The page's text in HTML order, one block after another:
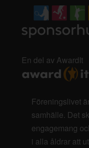
En del av AwardIt
Föreningslivet
samhälle. Det
engagemang
i alla åldrar att